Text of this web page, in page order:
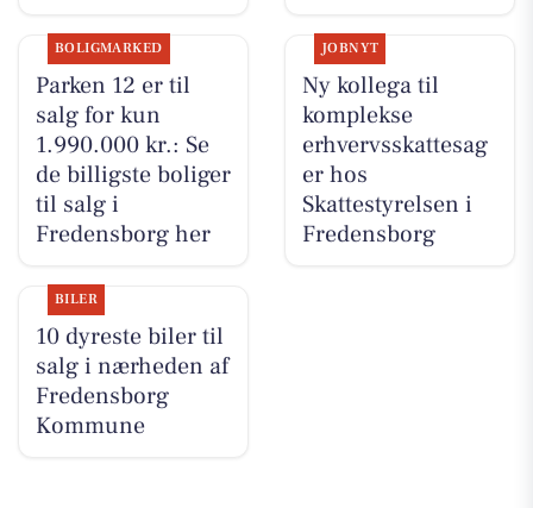
BOLIGMARKED
Parken 12 er til
salg for kun
1.990.000 kr.: Se
de billigste boliger
til salg i
Fredensborg her
JOBNYT
Ny kollega til
komplekse
erhvervsskattesag
er hos
Skattestyrelsen i
Fredensborg
BILER
10 dyreste biler til
salg i nærheden af
Fredensborg
Kommune